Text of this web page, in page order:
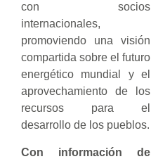
con socios
internacionales,
promoviendo una visión
compartida sobre el futuro
energético mundial y el
aprovechamiento de los
recursos para el
desarrollo de los pueblos.
Con información de